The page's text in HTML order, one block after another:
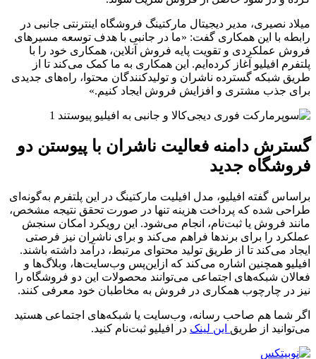
میلاد نصیری، مدیر دیجیتال مارکتینگ فروشگاه اینترنتی جانبی در
رابطه‌ با این همکاری گفت: «ما در جانبی با هدف توسعه مسیرهای
فروش عملکردی و تقویت پایه فروش آنلاین، همکاری خود را با
پلتفرم افیلیو آغاز کرده‌ایم. این همکاری به ما کمک می‌کند تا از
طریق شبکه گسترده ناشران و تولیدکنندگان محتوا، راه‌های جدیدی
برای جذب مشتری و افزایش فروش ایجاد کنیم.»
گسترش دامنه فعالیت ناشران با پیوستن دو
فروشگاه جدید
براساس گفته افیلیو، مدل افیلیت مارکتینگ در این پلتفرم به‌گونه‌ای
طراحی شده که پرداخت هزینه تنها در صورت تحقق نتیجه مشخص،
مانند فروش یا ثبت‌نام، انجام می‌شود. این رویکرد امکان سنجش
عملکرد را برای برندها فراهم می‌کند و برای ناشران نیز فرصتی
ایجاد می‌کند تا از طریق تولید محتوای مرتبط، درآمد داشته باشند.
افیلیو همچنین اشاره می‌کند که ازاین‌پس وب‌سایت‌ها، وبلاگ‌ها و
فعالان شبکه‌های اجتماعی می‌توانند محصولات این دو فروشگاه‌ را
نیز در چارچوب همکاری در فروش به مخاطبان خود معرفی کنند.
اگر شما هم صاحب رسانه، وب‌سایت یا شبکه‌های اجتماعی هستید
می‌توانید از طریق این لینک در افیلیو ثبت‌نام کنید.